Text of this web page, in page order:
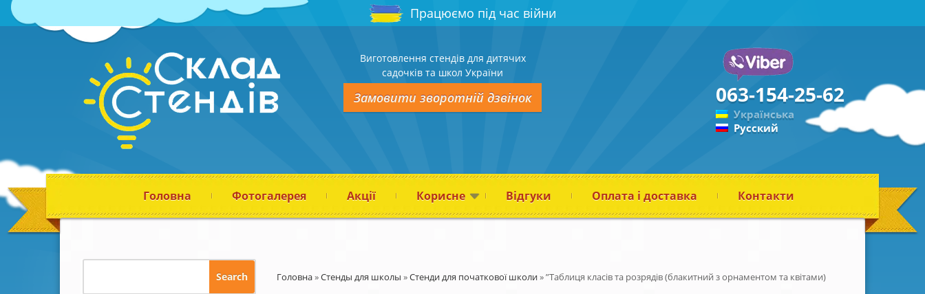
Працюємо під час війни
Виготовлення стендів для дитячих
садочків та школ України
Замовити зворотній дзвінок 063-154-25-62
Українська
Русский
Головна Фотогалерея Акції Корисне Відгуки Оплата і доставка Контакти
Головна»Стенды для школы »Стенди для початкової школи»”Таблиця класів та розрядів (блакитний з орнаментом та квітами)